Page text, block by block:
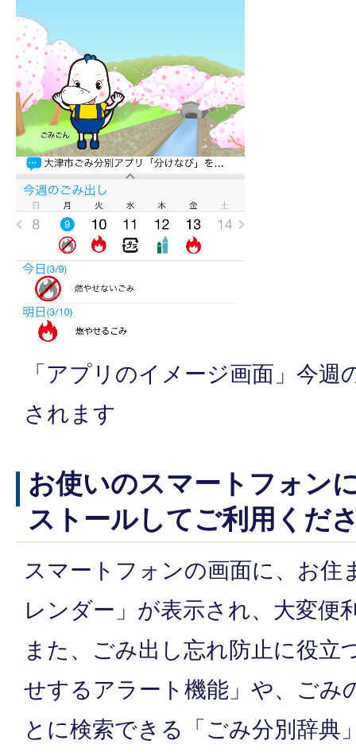
「アプリのイメージ画面」今週
されます
お使いのスマートフォン
ストールしてご利用くだ
スマートフォンの画面に、お住
レンダー」が表示され、大変便
また、ごみ出し忘れ防止に役立
せするアラート機能」や、ごみ
とに検索できる「ごみ分別辞典